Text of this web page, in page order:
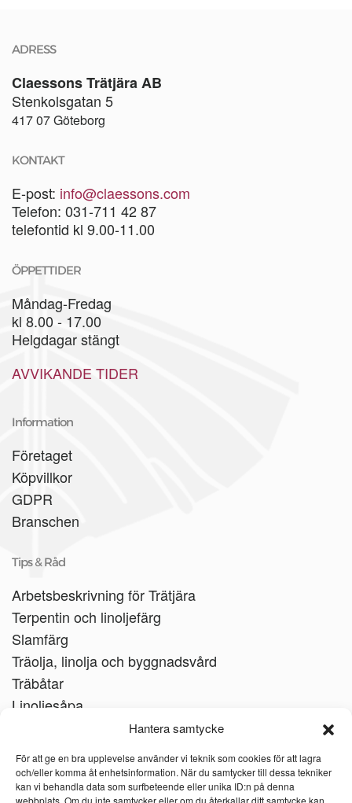
Hantera samtycke
För att ge en bra upplevelse använder vi teknik som cookies för att lagra
och/eller komma åt enhetsinformation. När du samtycker till dessa tekniker
kan vi behandla data som surfbeteende eller unika ID:n på denna
webbplats. Om du inte samtycker eller om du återkallar ditt samtycke kan
ADRESS
Claessons Trätjära AB
Stenkolsgatan 5
417 07 Göteborg
KONTAKT
E-post: info@claessons.com
Telefon: 031-711 42 87
telefontid kl 9.00-11.00
ÖPPETTIDER
Måndag-Fredag
kl 8.00 - 17.00
Helgdagar stängt
AVVIKANDE TIDER
Information
Företaget
Köpvillkor
GDPR
Branschen
Tips & Råd
Arbetsbeskrivning för Trätjära
Terpentin och linoljefärg
Slamfärg
Träolja, linolja och byggnadsvård
Träbåtar
Linoljesåpa